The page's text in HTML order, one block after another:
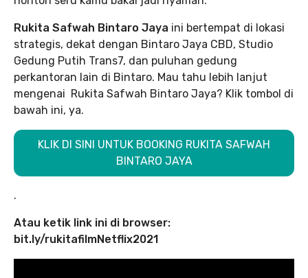
Rukita Safwah Bintaro Jaya ini bertempat di lokasi
strategis, dekat dengan Bintaro Jaya CBD, Studio
Gedung Putih Trans7, dan puluhan gedung
perkantoran lain di Bintaro. Mau tahu lebih lanjut
mengenai Rukita Safwah Bintaro Jaya? Klik tombol di
bawah ini, ya.
KLIK DI SINI UNTUK BOOKING RUKITA SAFWAH
BINTARO JAYA
.
Atau ketik link ini di browser:
bit.ly/rukitafilmNetflix2021